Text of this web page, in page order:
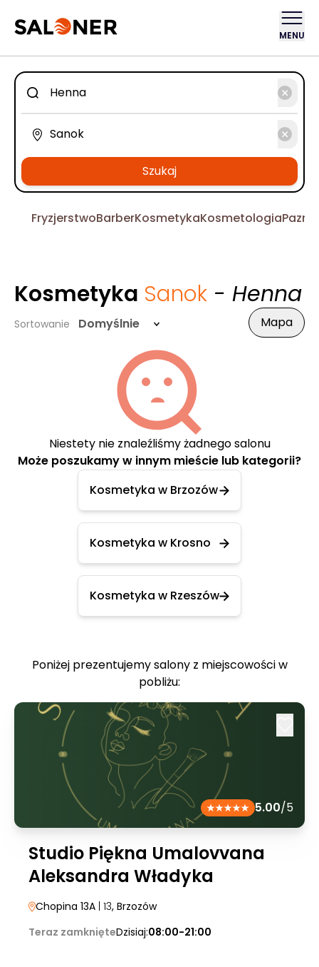
MENU
Szukaj
FryzjerstwoBarberKosmetykaKosmetologia
Kosmetyka Sanok - Henna
Sortowanie Domyślnie Mapa
Niestety nie znaleźliśmy żadnego salonu
Może poszukamy w innym mieście lub kategorii?
Kosmetyka w Brzozów
Kosmetyka w Krosno
Kosmetyka w Rzeszów
Poniżej prezentujemy salony z miejscowości w
pobliżu:
5.00/5
Studio Piękna Umalovvana
Aleksandra Władyka
Chopina 13A | 13, Brzozów
Teraz zamknięteDzisiaj:08:00-21:00